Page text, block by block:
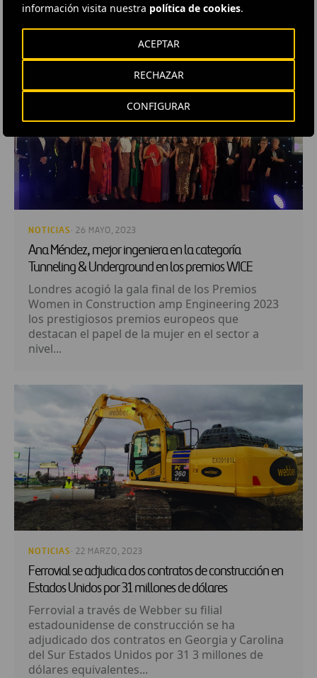
información visita nuestra política de cookies.
CONFIGURAR
RECHAZAR
ACEPTAR
NOTICIAS · 26 MAYO, 2023
Ana Méndez, mejor ingeniera en la categoría
Tunneling & Underground en los premios WICE
Londres acogió la gala final de los Premios
Women in Construction amp Engineering 2023
los prestigiosos premios europeos que
destacan el papel de la mujer en el sector a
nivel...
NOTICIAS · 22 MARZO, 2023
Ferrovial se adjudica dos contratos de construcción en
Estados Unidos por 31 millones de dólares
Ferrovial a través de Webber su filial
estadounidense de construcción se ha
adjudicado dos contratos en Georgia y Carolina
del Sur Estados Unidos por 31 3 millones de
dólares equivalentes...